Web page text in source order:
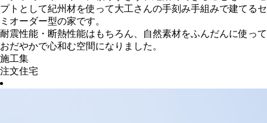
プトとして紀州材を使って大工さんの手刻み手組みで建てるセ
ミオーダー型の家です。
耐震性能・断熱性能はもちろん、自然素材をふんだんに使って
おだやかで心和む空間になりました。
施工集
注文住宅